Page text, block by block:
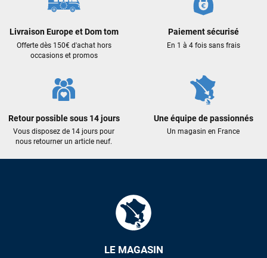
Livraison Europe et Dom tom
Offerte dès 150€ d'achat hors
occasions et promos
Paiement sécurisé
En 1 à 4 fois sans frais
Retour possible sous 14 jours
Vous disposez de 14 jours pour
nous retourner un article neuf.
Une équipe de passionnés
Un magasin en France
LE MAGASIN